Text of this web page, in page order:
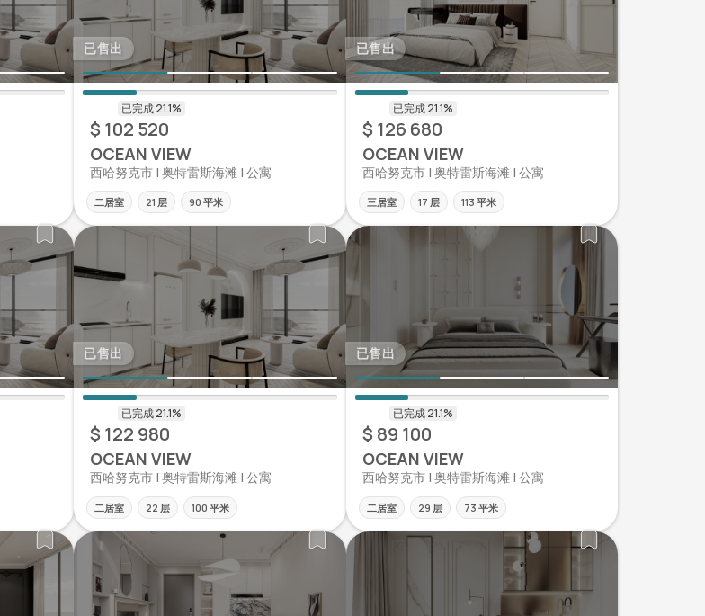
已售出
$ 102 520
OCEAN VIEW
西哈努克市 | 奥特雷斯海滩 | 公寓
二居室 21 层 90 平米
已售出
$ 126 680
OCEAN VIEW
西哈努克市 | 奥特雷斯海滩 | 公寓
三居室 17 层 113 平米
已售出
$ 122 980
OCEAN VIEW
西哈努克市 | 奥特雷斯海滩 | 公寓
二居室 22 层 100 平米
已售出
$ 89 100
OCEAN VIEW
西哈努克市 | 奥特雷斯海滩 | 公寓
二居室 29 层 73 平米